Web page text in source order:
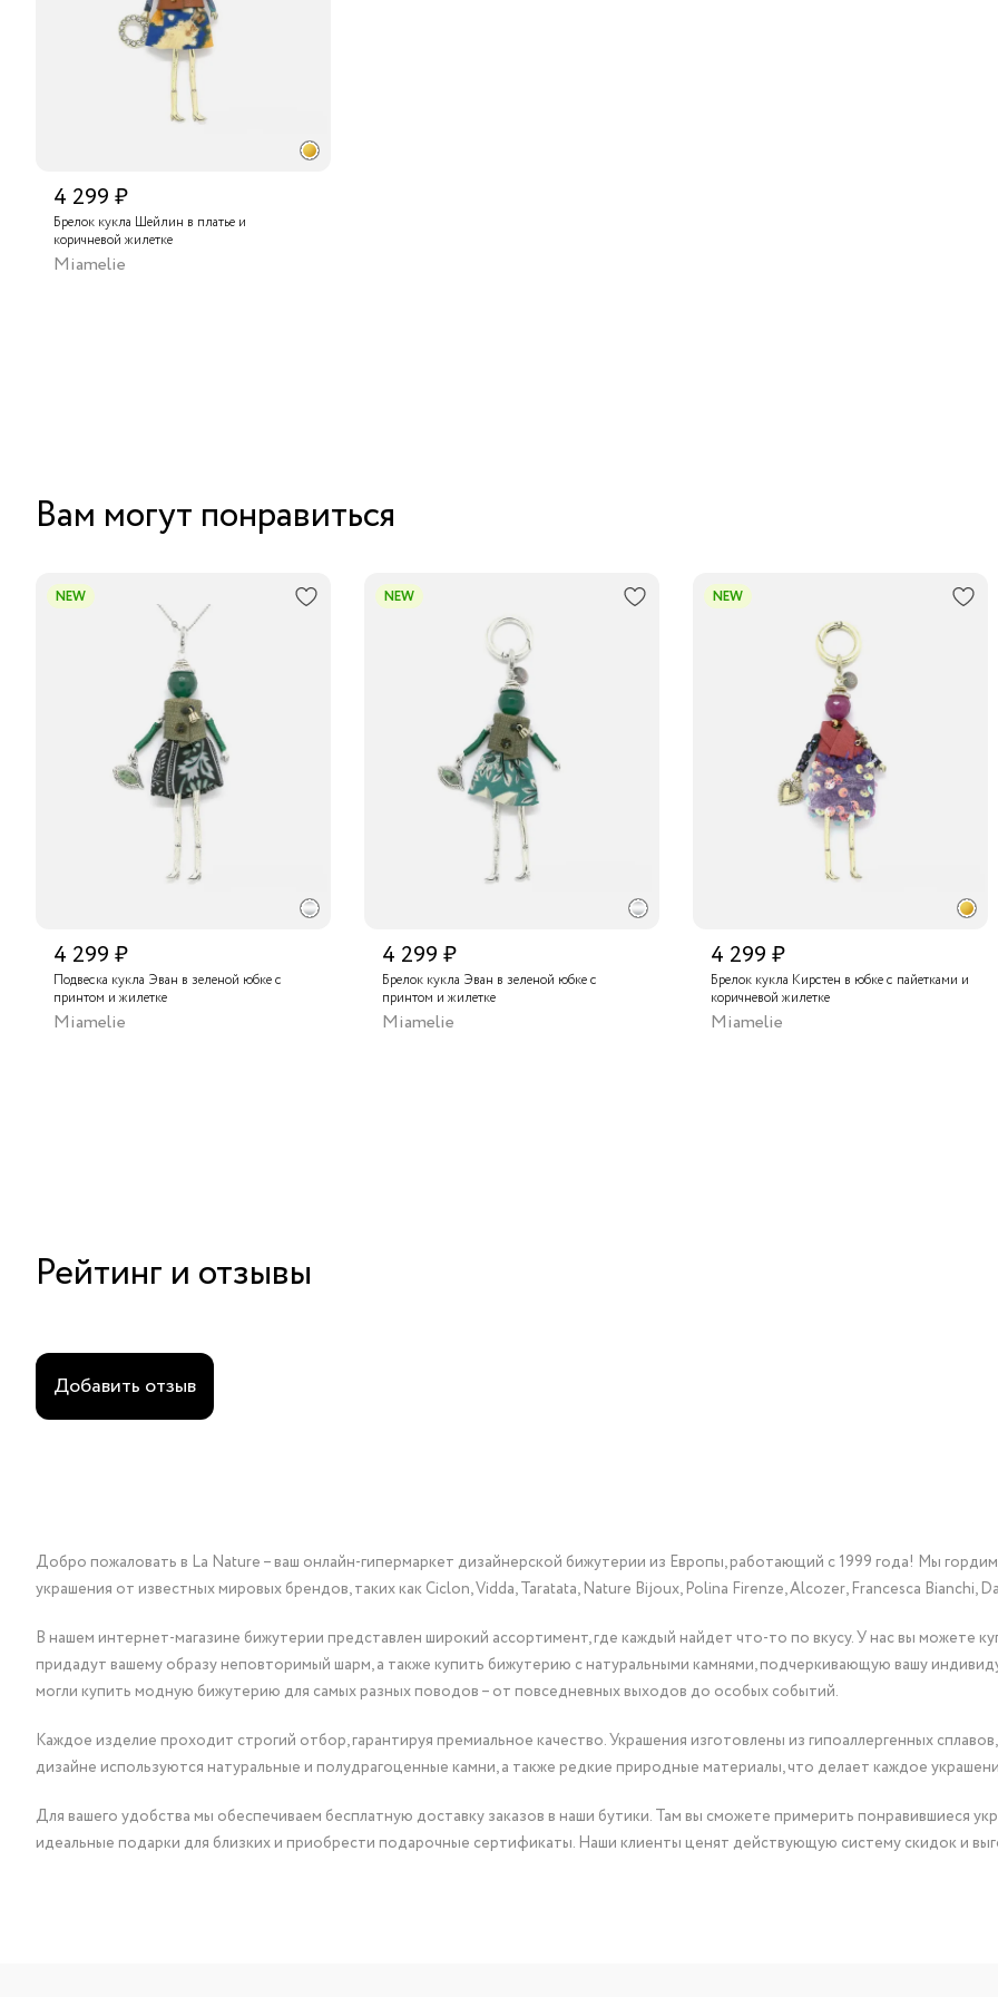
4 299 ₽
Брелок кукла Шейлин в платье и
коричневой жилетке
Miamelie
Вам могут понравиться
NEW
4 299 ₽
Подвеска кукла Эван в зеленой юбке с
принтом и жилетке
Miamelie
NEW
4 299 ₽
Брелок кукла Эван в зеленой юбке с
принтом и жилетке
Miamelie
NEW
4 299 ₽
Брелок кукла Кирстен в юбке с пайетками и
коричневой жилетке
Miamelie
Рейтинг и отзывы
Добавить отзыв
Добро пожаловать в La Nature – ваш онлайн-гипермаркет дизайнерской бижутерии из Европы, работающий с 1999 года! Мы
украшения от известных мировых брендов, таких как Ciclon, Vidda, Taratata, Nature Bijoux, Polina Firenze, Alcozer, Francesca Bianchi,
В нашем интернет-магазине бижутерии представлен широкий ассортимент, где каждый найдет что-то по вкусу. У нас вы можете
придадут вашему образу неповторимый шарм, а также купить бижутерию с натуральными камнями, подчеркивающую вашу
могли купить модную бижутерию для самых разных поводов – от повседневных выходов до особых событий.
Каждое изделие проходит строгий отбор, гарантируя премиальное качество. Украшения изготовлены из гипоаллергенных
дизайне используются натуральные и полудрагоценные камни, а также редкие природные материалы, что делает каждое
Для вашего удобства мы обеспечиваем бесплатную доставку заказов в наши бутики. Там вы сможете примерить понравившиеся
идеальные подарки для близких и приобрести подарочные сертификаты. Наши клиенты ценят действующую систему скидок и